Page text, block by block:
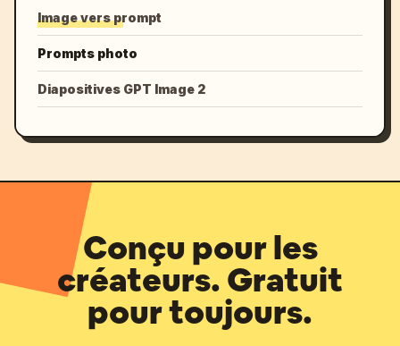
Image vers prompt
Prompts photo
Diapositives GPT Image 2
Conçu pour les
créateurs. Gratuit
pour toujours.